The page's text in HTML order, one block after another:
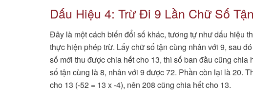
Dấu Hiệu 4: Trừ Đi 9 Lần Chữ Số
Đây là một cách biến đổi số khác, tương tự như dấu hiệu
thực hiện phép trừ. Lấy chữ số tận cùng nhân với 9, sau
số mới thu được chia hết cho 13, thì số ban đầu cũng
số tận cùng là 8, nhân với 9 được 72. Phần còn lại là 20.
cho 13 (-52 = 13 x -4), nên 208 cũng chia hết cho 13.